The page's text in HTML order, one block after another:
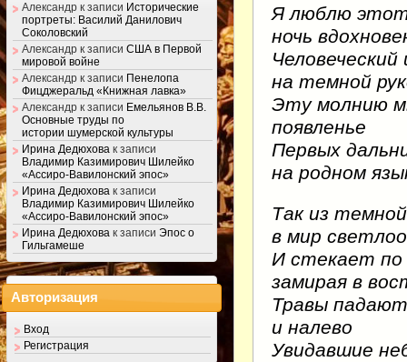
Я люблю этот
ночь
на темной
Эту молнию
появленье
Первых
на родном
Так из
в мир
И стекает по
замирая в
Травы
и налево
Увидавшие
Александр к записи Исторические
портреты: Василий Данилович
Соколовский
Александр к записи США в Первой
мировой войне
Александр к записи Пенелопа
Фицджеральд «Книжная лавка»
Александр к записи Емельянов В.В.
Основные труды по
истории шумерской культуры
Ирина Дедюхова к записи
Владимир Казимирович Шилейко
«Ассиро-Вавилонский эпос»
Ирина Дедюхова к записи
Владимир Казимирович Шилейко
«Ассиро-Вавилонский эпос»
Ирина Дедюхова к записи Эпос о
Гильгамеше
Авторизация
Вход
Регистрация